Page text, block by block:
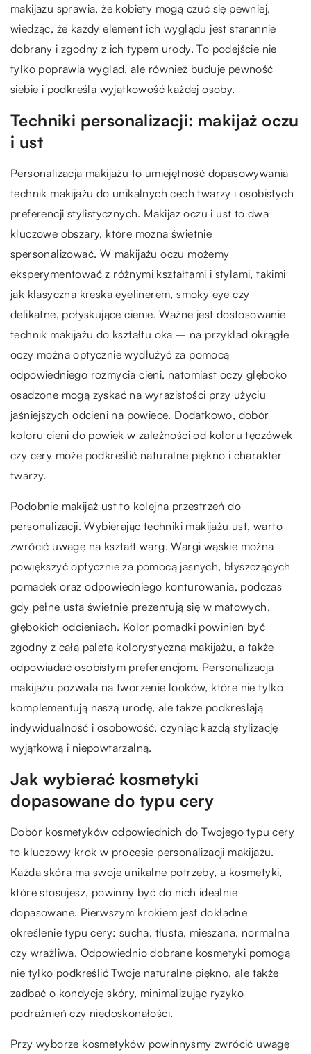
makijażu sprawia, że kobiety mogą czuć się pewniej,
wiedząc, że każdy element ich wyglądu jest starannie
dobrany i zgodny z ich typem urody. To podejście nie
tylko poprawia wygląd, ale również buduje pewność
siebie i podkreśla wyjątkowość każdej osoby.
Techniki personalizacji: makijaż oczu
i ust
Personalizacja makijażu to umiejętność dopasowywania
technik makijażu do unikalnych cech twarzy i osobistych
preferencji stylistycznych. Makijaż oczu i ust to dwa
kluczowe obszary, które można świetnie
spersonalizować. W makijażu oczu możemy
eksperymentować z różnymi kształtami i stylami, takimi
jak klasyczna kreska eyelinerem, smoky eye czy
delikatne, połyskujące cienie. Ważne jest dostosowanie
technik makijażu do kształtu oka – na przykład okrągłe
oczy można optycznie wydłużyć za pomocą
odpowiedniego rozmycia cieni, natomiast oczy głęboko
osadzone mogą zyskać na wyrazistości przy użyciu
jaśniejszych odcieni na powiece. Dodatkowo, dobór
koloru cieni do powiek w zależności od koloru tęczówek
czy cery może podkreślić naturalne piękno i charakter
twarzy.
Podobnie makijaż ust to kolejna przestrzeń do
personalizacji. Wybierając techniki makijażu ust, warto
zwrócić uwagę na kształt warg. Wargi wąskie można
powiększyć optycznie za pomocą jasnych, błyszczących
pomadek oraz odpowiedniego konturowania, podczas
gdy pełne usta świetnie prezentują się w matowych,
głębokich odcieniach. Kolor pomadki powinien być
zgodny z całą paletą kolorystyczną makijażu, a także
odpowiadać osobistym preferencjom. Personalizacja
makijażu pozwala na tworzenie looków, które nie tylko
komplementują naszą urodę, ale także podkreślają
indywidualność i osobowość, czyniąc każdą stylizację
wyjątkową i niepowtarzalną.
Jak wybierać kosmetyki
dopasowane do typu cery
Dobór kosmetyków odpowiednich do Twojego typu cery
to kluczowy krok w procesie personalizacji makijażu.
Każda skóra ma swoje unikalne potrzeby, a kosmetyki,
które stosujesz, powinny być do nich idealnie
dopasowane. Pierwszym krokiem jest dokładne
określenie typu cery: sucha, tłusta, mieszana, normalna
czy wrażliwa. Odpowiednio dobrane kosmetyki pomogą
nie tylko podkreślić Twoje naturalne piękno, ale także
zadbać o kondycję skóry, minimalizując ryzyko
podrażnień czy niedoskonałości.
Przy wyborze kosmetyków powinnyśmy zwrócić uwagę